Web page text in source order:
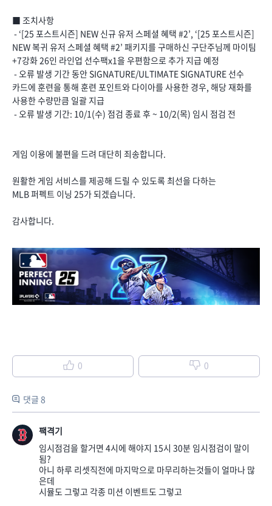
■ 조치사항
- ‘[25 포스트시즌] NEW 신규 유저 스페셜 혜택 #2’, ‘[25 포스트시즌]
NEW 복귀 유저 스페셜 혜택 #2’ 패키지를 구매하신 구단주님께 마이팀
+7강화 26인 라인업 선수팩x1을 우편함으로 추가 지급 예정
- 오류 발생 기간 동안 SIGNATURE/ULTIMATE SIGNATURE 선수
카드에 훈련을 통해 훈련 포인트와 다이아를 사용한 경우, 해당 재화를
사용한 수량만큼 일괄 지급
- 오류 발생 기간: 10/1(수) 점검 종료 후 ~ 10/2(목) 임시 점검 전
게임 이용에 불편을 드려 대단히 죄송합니다.
원활한 게임 서비스를 제공해 드릴 수 있도록 최선을 다하는
MLB 퍼펙트 이닝 25가 되겠습니다.
감사합니다.
0 0
댓글 8
팩격기
임시점검을 할거면 4시에 해야지 15시 30분 임시점검이 말이
됨?
아니 하루 리셋직전에 마지막으로 마무리하는것들이 얼마나 많
은데
시뮬도 그렇고 각종 미션 이벤트도 그렇고